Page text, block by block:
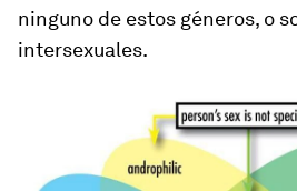
ninguno de estos géneros, o
intersexuales.